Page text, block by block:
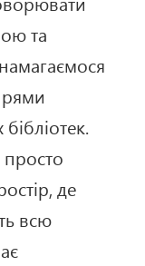
та
бібліотек.
просто
де
всю